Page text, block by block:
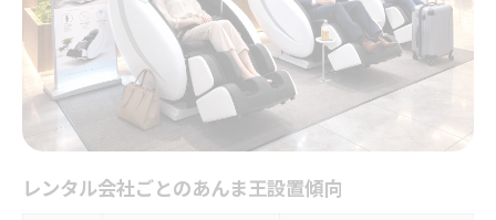
レンタル会社ごとのあんま王設置傾向